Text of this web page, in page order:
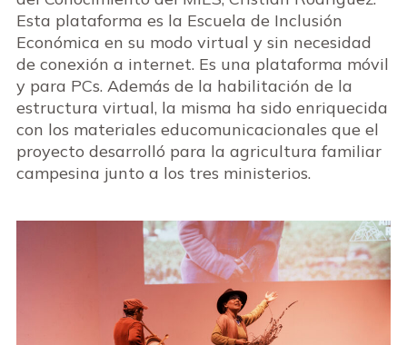
Esta plataforma es la Escuela de Inclusión
Económica en su modo virtual y sin necesidad
de conexión a internet. Es una plataforma móvil
y para PCs. Además de la habilitación de la
estructura virtual, la misma ha sido enriquecida
con los materiales educomunicacionales que el
proyecto desarrolló para la agricultura familiar
campesina junto a los tres ministerios.